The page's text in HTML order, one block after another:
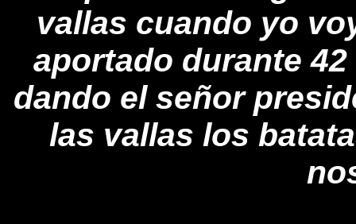
vallas cuando yo
aportado durante
dando el señor
las vallas los